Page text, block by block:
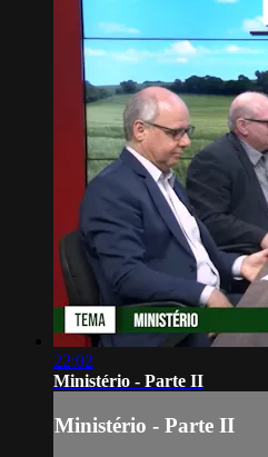
22:02
Ministério - Parte II
Ministério - Parte II